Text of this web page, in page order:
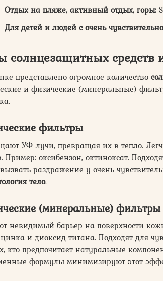
Отдых на пляже, активный отдых, горы:
Для детей и людей с очень
солнцезащитных средств
представлено огромное количество
и физические (минеральные)
фильтры
УФ-лучи, превращая их в тепло.
Пример: оксибензон, октиноксат.
раздражение у очень
тело.
(минеральные) фильтры
невидимый барьер на поверхности
и диоксид титана. Подходят для
кто предпочитает натуральные
формулы минимизируют этот